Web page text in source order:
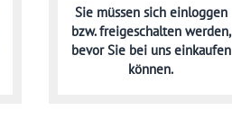
Sie müssen sich einloggen
bzw. freigeschalten werden,
bevor Sie bei uns einkaufen
können.